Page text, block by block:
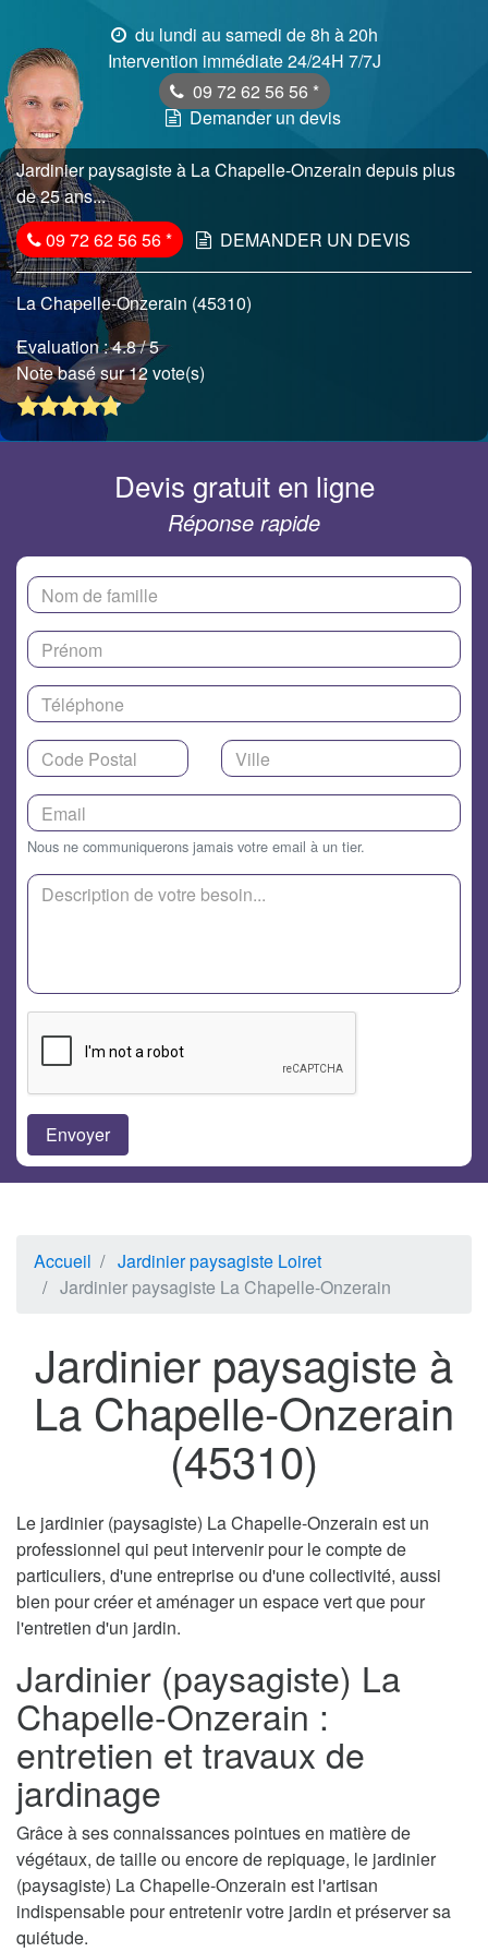
du lundi au samedi de 8h à 20h
Intervention immédiate 24/24H 7/7J
09 72 62 56 56 *
Demander un devis
Jardinier paysagiste à La Chapelle-Onzerain depuis plus
de 25 ans...
09 72 62 56 56* DEMANDER UN DEVIS
La Chapelle-Onzerain (45310)
Evaluation :4.8/ 5
Note basé sur 12 vote(s)
Devis gratuit en ligne
Réponse rapide
Nous ne communiquerons jamais votre email à un tier.
Accueil
Jardinier paysagiste Loiret
Jardinier paysagiste La Chapelle-Onzerain
Jardinier paysagiste à
La Chapelle-Onzerain
(45310)
Le jardinier (paysagiste) La Chapelle-Onzerain est un
professionnel qui peut intervenir pour le compte de
particuliers, d'une entreprise ou d'une collectivité, aussi
bien pour créer et aménager un espace vert que pour
l'entretien d'un jardin.
Jardinier (paysagiste) La
Chapelle-Onzerain :
entretien et travaux de
jardinage
Grâce à ses connaissances pointues en matière de
végétaux, de taille ou encore de repiquage, le jardinier
(paysagiste) La Chapelle-Onzerain est l'artisan
indispensable pour entretenir votre jardin et préserver sa
quiétude.